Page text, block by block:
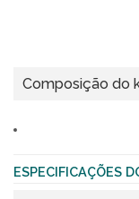
Composição do
ESPECIFICAÇÕES